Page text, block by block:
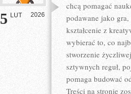
5 LUT 2026
chcą pomagać
podawane jako
kształcenie z
wybierać to, co
stworzenie
sztywnych reguł,
pomaga budować
Treści na stronie